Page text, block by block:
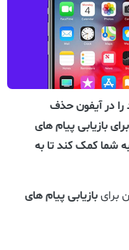
در آیفون حذف
بازیابی پیام‌ های
کمک کند تا به
بازیابی پیام‌ های